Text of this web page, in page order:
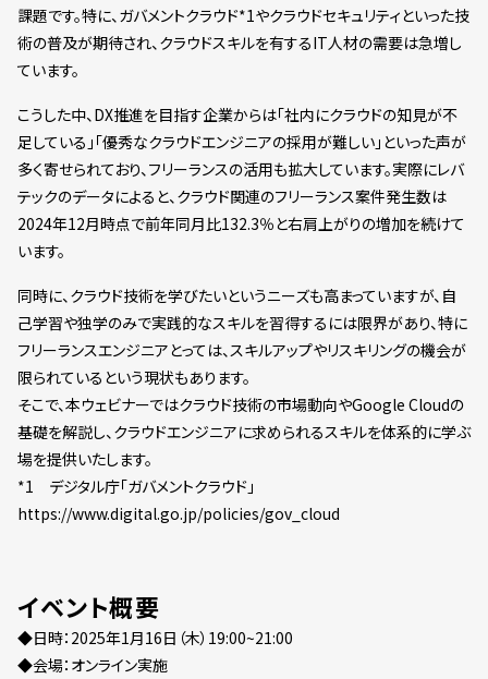
課題です。特に、ガバメントクラウド*1やクラウドセキュリティといった技
術の普及が期待され、クラウドスキルを有するIT人材の需要は急増し
ています。
こうした中、DX推進を目指す企業からは「社内にクラウドの知見が不
足している」「優秀なクラウドエンジニアの採用が難しい」といった声が
多く寄せられており、フリーランスの活用も拡大しています。実際にレバ
テックのデータによると、クラウド関連のフリーランス案件発生数は
2024年12月時点で前年同月比132.3％と右肩上がりの増加を続けて
います。
同時に、クラウド技術を学びたいというニーズも高まっていますが、自
己学習や独学のみで実践的なスキルを習得するには限界があり、特に
フリーランスエンジニアとっては、スキルアップやリスキリングの機会が
限られているという現状もあります。
そこで、本ウェビナーではクラウド技術の市場動向やGoogle Cloudの
基礎を解説し、クラウドエンジニアに求められるスキルを体系的に学ぶ
場を提供いたします。
*1 デジタル庁「ガバメントクラウド」
https://www.digital.go.jp/policies/gov_cloud
イベント概要
◆日時：2025年1月16日（木）19:00~21:00
◆会場：オンライン実施